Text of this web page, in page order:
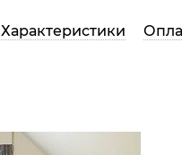
Характеристики